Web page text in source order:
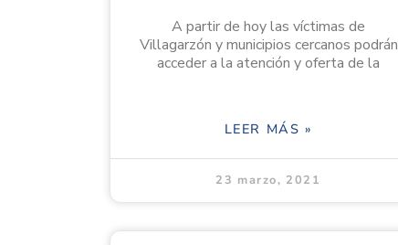
A partir de hoy las víctimas de
Villagarzón y municipios cercanos podrán
acceder a la atención y oferta de la
LEER MÁS »
23 marzo, 2021